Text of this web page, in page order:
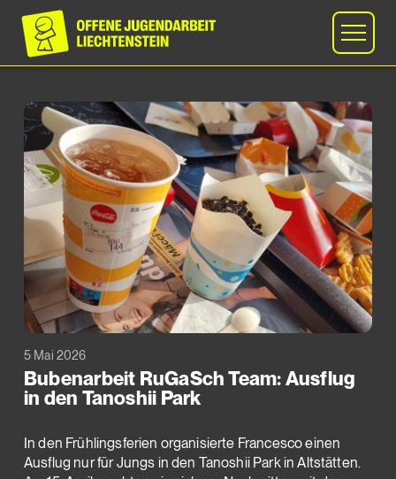
5 Mai 2026
Bubenarbeit RuGaSch Team: Ausflug
in den Tanoshii Park
In den Frühlingsferien organisierte Francesco einen
Ausflug nur für Jungs in den Tanoshii Park in Altstätten.